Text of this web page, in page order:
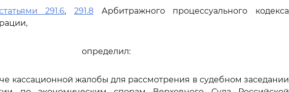
291.6,291.8 Арбитражного процессуального кодекса
определил:
кассационной жалобы для рассмотрения в судебном заседании